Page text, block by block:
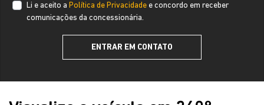
Li e aceito a Política de Privacidade e concordo em receber
comunicações da concessionária.
ENTRAR EM CONTATO